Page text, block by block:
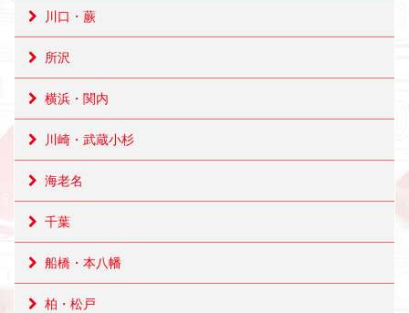
川口・蕨
所沢
横浜・関内
川崎・武蔵小杉
海老名
千葉
船橋・本八幡
柏・松戸